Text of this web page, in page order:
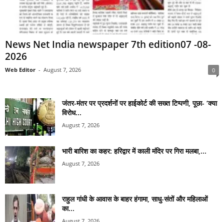
News Net India newspaper 7th edition07 -08-
2026
Web Editor - August 7, 2026 0
जंतर-मंतर पर प्रदर्शनों पर हाईकोर्ट की सख्त टिप्पणी, पूछा- ‘क्या
विरोध...
August 7, 2026
भारी बारिश का कहर: हरिद्वार में काली मंदिर पर गिरा मलबा,...
August 7, 2026
राहुल गांधी के आवास के बाहर हंगामा, साधु-संतों और महिलाओं
का...